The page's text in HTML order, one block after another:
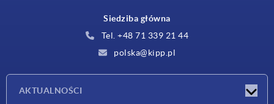
Siedziba główna
Tel. +48 71 339 21 44
polska@kipp.pl
AKTUALNOŚCI